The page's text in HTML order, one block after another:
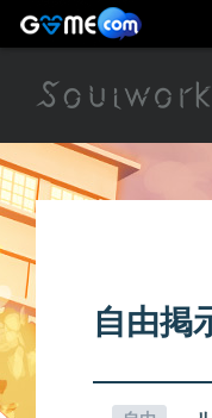
自由掲